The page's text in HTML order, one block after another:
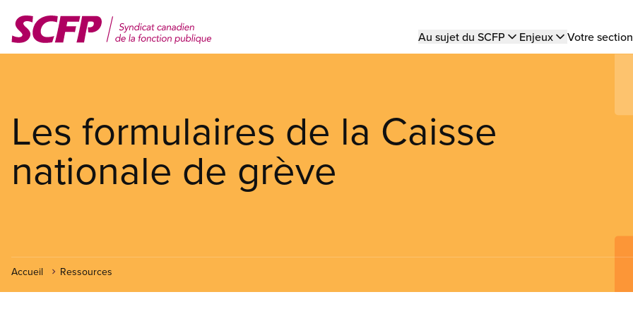
contenu
Main
Au sujet du SCFP Enjeux Votre
Les formulaires de la Caisse
nationale de grève
Accueil Ressources